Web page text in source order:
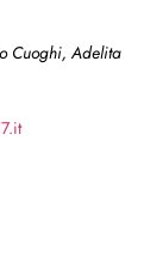
Cuoghi, Adelita